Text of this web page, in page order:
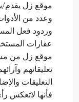
موقع زل يقدم/
وعدد من
وردود فعل
عقارات
موقع زل من
تعليقاتهم
التعليقات
فأنها لاتعكس